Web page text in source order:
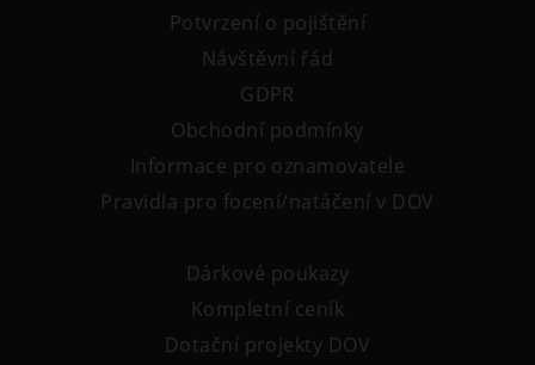
Potvrzení o pojištění
Návštěvní řád
GDPR
Obchodní podmínky
Informace pro oznamovatele
Pravidla pro focení/natáčení v DOV
Dárkové poukazy
Kompletní ceník
Dotační projekty DOV